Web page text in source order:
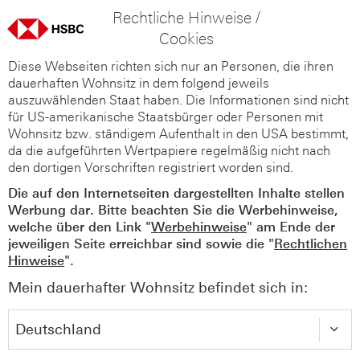
Rechtliche Hinweise /
Cookies
Diese Webseiten richten sich nur an Personen, die ihren
dauerhaften Wohnsitz in dem folgend jeweils
auszuwählenden Staat haben. Die Informationen sind nicht
für US-amerikanische Staatsbürger oder Personen mit
Wohnsitz bzw. ständigem Aufenthalt in den USA bestimmt,
da die aufgeführten Wertpapiere regelmäßig nicht nach
den dortigen Vorschriften registriert worden sind.
Die auf den Internetseiten dargestellten Inhalte stellen
Werbung dar. Bitte beachten Sie die Werbehinweise,
welche über den Link "Werbehinweise" am Ende der
jeweiligen Seite erreichbar sind sowie die "Rechtlichen
Hinweise".
Mein dauerhafter Wohnsitz befindet sich in: